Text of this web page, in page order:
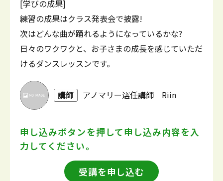
[学びの成果]
練習の成果はクラス発表会で披露!
次はどんな曲が踊れるようになっているかな?
日々のワクワクと、お子さまの成長を感じていただ
けるダンスレッスンです。
講師 アノマリー選任講師 Riin
申し込みボタンを押して申し込み内容を入
力してください。
受講を申し込む